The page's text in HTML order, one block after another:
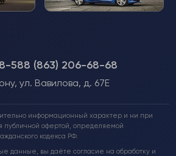
588 (863) 206-68-68
ул. Вавилова, д. 67Е
информационный характер и ни при
публичной офертой, определяемой
кодекса РФ.
данные, вы даёте согласие на обработку и